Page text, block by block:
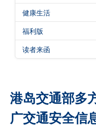
健康生活
福利版
读者来函
港岛交通部多
广交通安全信